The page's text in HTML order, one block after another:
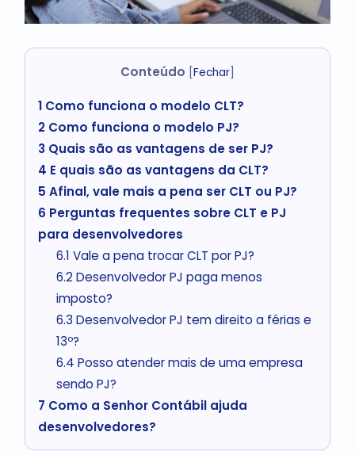
Conteúdo Fechar]
1Como funciona o modelo CLT?
2Como funciona o modelo PJ?
3Quais são as vantagens de ser PJ?
4 E quais são as vantagens da CLT?
5 Afinal, vale mais a pena ser CLT ou PJ?
6 Perguntas frequentes sobre CLT e PJ
para desenvolvedores
6.1 Vale a pena trocar CLT por PJ?
6.2Desenvolvedor PJ paga menos
imposto?
6.3 Desenvolvedor PJ tem direito a férias e
13º?
6.4 Posso atender mais de uma empresa
sendo PJ?
7 Como a Senhor Contábil ajuda
desenvolvedores?